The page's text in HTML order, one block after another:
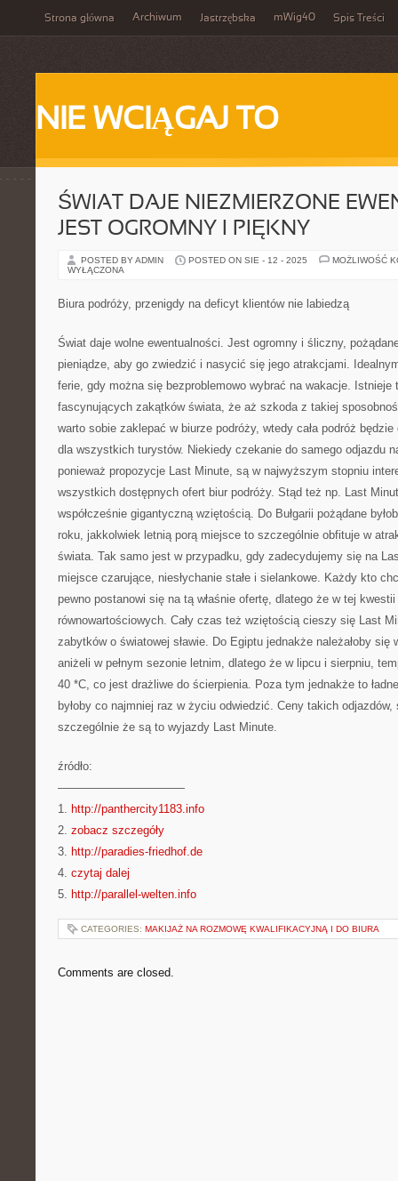
Strona główna Archiwum Jastrzębska mWig40 Spis Treści
NIE WCIĄGAJ TO
ŚWIAT DAJE NIEZMIERZONE
JEST OGROMNY I PIĘKNY
POSTED BY ADMIN POSTED ON SIE - 12 - 2025
MOŻLIWOŚĆ
WYŁĄCZONA
Biura podróży, przenigdy na deficyt klientów nie labiedzą
Świat daje wolne ewentualności. Jest ogromny i śliczny,
pieniądze, aby go zwiedzić i nasycić się jego atrakcjami.
ferie, gdy można się bezproblemowo wybrać na wakacje.
fascynujących zakątków świata, że aż szkoda z takiej
warto sobie zaklepać w biurze podróży, wtedy cała podróż
dla wszystkich turystów. Niekiedy czekanie do samego odjazdu
ponieważ propozycje Last Minute, są w najwyższym stopniu
wszystkich dostępnych ofert biur podróży. Stąd też np. Last
współcześnie gigantyczną wziętością. Do Bułgarii pożądane
roku, jakkolwiek letnią porą miejsce to szczególnie obfituje w
świata. Tak samo jest w przypadku, gdy zadecydujemy się na
miejsce czarujące, niesłychanie stałe i sielankowe. Każdy kto
pewno postanowi się na tą właśnie ofertę, dlatego że w tej
równowartościowych. Cały czas też wziętością cieszy się Last
zabytków o światowej sławie. Do Egiptu jednakże należałoby się
aniżeli w pełnym sezonie letnim, dlatego że w lipcu i sierpniu,
40 *C, co jest drażliwe do ścierpienia. Poza tym jednakże to
byłoby co najmniej raz w życiu odwiedzić. Ceny takich
szczególnie że są to wyjazdy Last Minute.
źródło:
———————————
1. http://panthercity1183.info
2. zobacz szczegóły
3. http://paradies-friedhof.de
4. czytaj dalej
5. http://parallel-welten.info
CATEGORIES: MAKIJAŻ NA ROZMOWĘ KWALIFIKACYJNĄ I DO BIURA
Comments are closed.